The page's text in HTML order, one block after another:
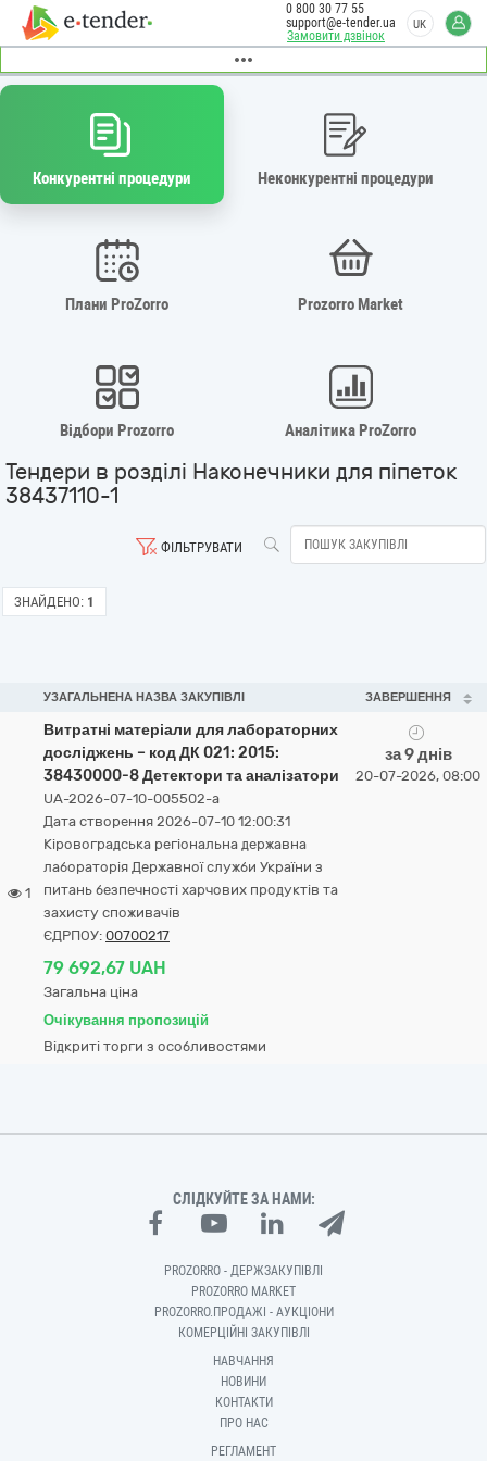
Замовити дзвінок
0 800 30 77 55
support@e-tender.ua
UK
Конкурентні процедури Неконкурентні процедури
Плани ProZorro Prozorro Market
Відбори Prozorro Аналітика ProZorro
Тендери в розділі Наконечники для піпеток
38437110-1
ФІЛЬТРУВАТИ
ЗНАЙДЕНО: 1
УЗАГАЛЬНЕНА НАЗВА ЗАКУПІВЛІ ЗАВЕРШЕННЯ
1
Витратні матеріали для лабораторних
досліджень – код ДК 021: 2015:
38430000-8 Детектори та аналізатори
UA-2026-07-10-005502-a
Дата створення 2026-07-10 12:00:31
Кіровоградська регіональна державна
лабораторія Державної служби України з
питань безпечності харчових продуктів та
захисту споживачів
ЄДРПОУ: 00700217
79 692,67 UAH
Загальна ціна
Очікування пропозицій
Відкриті торги з особливостями
за 9 днів
20-07-2026, 08:00
СЛІДКУЙТЕ ЗА НАМИ:
PROZORRO - ДЕРЖЗАКУПІВЛІ
PROZORRO MARKET
PROZORRO.ПРОДАЖІ - АУКЦІОНИ
КОМЕРЦІЙНІ ЗАКУПІВЛІ
НАВЧАННЯ
НОВИНИ
КОНТАКТИ
ПРО НАС
РЕГЛАМЕНТ